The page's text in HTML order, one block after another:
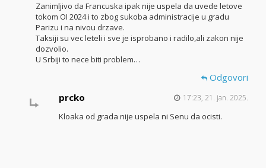
Zanimljivo da Francuska ipak nije uspela da uvede letove
tokom OI 2024 i to zbog sukoba administracije u gradu
Parizu i na nivou drzave.
Taksiji su vec leteli i sve je isprobano i radilo,ali zakon nije
dozvolio.
U Srbiji to nece biti problem…
Odgovori
prcko
17:23, 21. jan. 2025.
Kloaka od grada nije uspela ni Senu da ocisti.